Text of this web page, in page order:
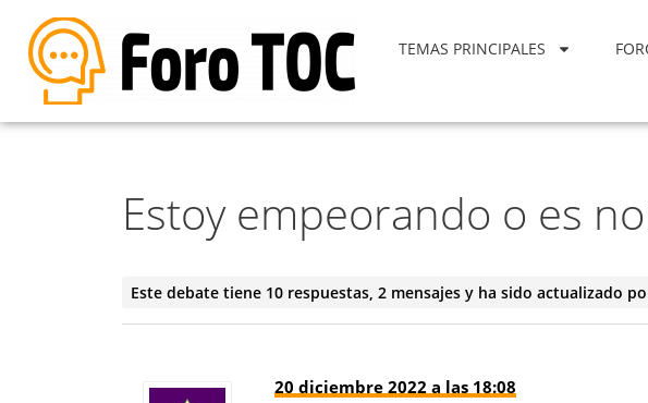
TEMAS PRINCIPALES
Estoy empeorando o es
Este debate tiene 10 respuestas, 2 mensajes y ha sido actualizado
20 diciembre 2022 a las 18:08